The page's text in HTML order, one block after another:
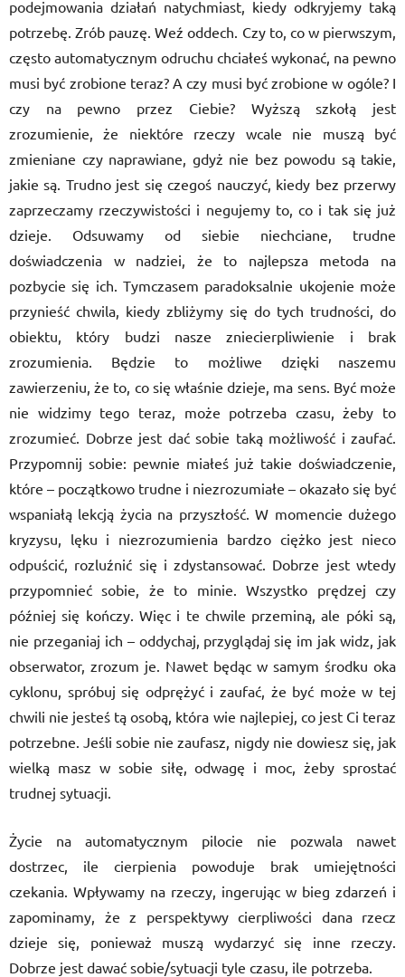
podejmowania działań natychmiast, kiedy odkryjemy taką
potrzebę. Zrób pauzę. Weź oddech. Czy to, co w pierwszym,
często automatycznym odruchu chciałeś wykonać, na pewno
musi być zrobione teraz? A czy musi być zrobione w ogóle? I
czy na pewno przez Ciebie? Wyższą szkołą jest
zrozumienie, że niektóre rzeczy wcale nie muszą być
zmieniane czy naprawiane, gdyż nie bez powodu są takie,
jakie są. Trudno jest się czegoś nauczyć, kiedy bez przerwy
zaprzeczamy rzeczywistości i negujemy to, co i tak się już
dzieje. Odsuwamy od siebie niechciane, trudne
doświadczenia w nadziei, że to najlepsza metoda na
pozbycie się ich. Tymczasem paradoksalnie ukojenie może
przynieść chwila, kiedy zbliżymy się do tych trudności, do
obiektu, który budzi nasze zniecierpliwienie i brak
zrozumienia. Będzie to możliwe dzięki naszemu
zawierzeniu, że to, co się właśnie dzieje, ma sens. Być może
nie widzimy tego teraz, może potrzeba czasu, żeby to
zrozumieć. Dobrze jest dać sobie taką możliwość i zaufać.
Przypomnij sobie: pewnie miałeś już takie doświadczenie,
które – początkowo trudne i niezrozumiałe – okazało się być
wspaniałą lekcją życia na przyszłość. W momencie dużego
kryzysu, lęku i niezrozumienia bardzo ciężko jest nieco
odpuścić, rozluźnić się i zdystansować. Dobrze jest wtedy
przypomnieć sobie, że to minie. Wszystko prędzej czy
później się kończy. Więc i te chwile przeminą, ale póki są,
nie przeganiaj ich – oddychaj, przyglądaj się im jak widz, jak
obserwator, zrozum je. Nawet będąc w samym środku oka
cyklonu, spróbuj się odprężyć i zaufać, że być może w tej
chwili nie jesteś tą osobą, która wie najlepiej, co jest Ci teraz
potrzebne. Jeśli sobie nie zaufasz, nigdy nie dowiesz się, jak
wielką masz w sobie siłę, odwagę i moc, żeby sprostać
trudnej sytuacji.
Życie na automatycznym pilocie nie pozwala nawet
dostrzec, ile cierpienia powoduje brak umiejętności
czekania. Wpływamy na rzeczy, ingerując w bieg zdarzeń i
zapominamy, że z perspektywy cierpliwości dana rzecz
dzieje się, ponieważ muszą wydarzyć się inne rzeczy.
Dobrze jest dawać sobie/sytuacji tyle czasu, ile potrzeba.